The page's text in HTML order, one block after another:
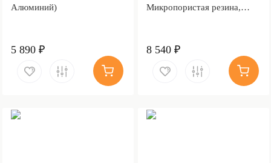
Алюминий)
5 890 ₽
Микропористая резина,
8 540 ₽